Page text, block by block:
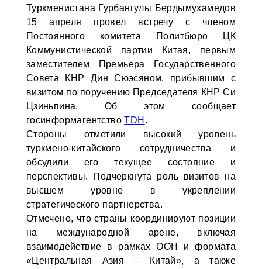
Туркменистана Гурбангулы Бердымухамедов
15 апреля провел встречу с членом
Постоянного комитета Политбюро ЦК
Коммунистической партии Китая, первым
заместителем Премьера Государственного
Совета КНР Дин Сюэсяном, прибывшим с
визитом по поручению Председателя КНР Си
Цзиньпина. Об этом сообщает
госинформагентствоTDH .
Стороны отметили высокий уровень
туркмено-китайского сотрудничества и
обсудили его текущее состояние и
перспективы. Подчеркнута роль визитов на
высшем уровне в укреплении
стратегического партнерства.
Отмечено, что страны координируют позиции
на международной арене, включая
взаимодействие в рамках ООН и формата
«Центральная Азия – Китай», а также